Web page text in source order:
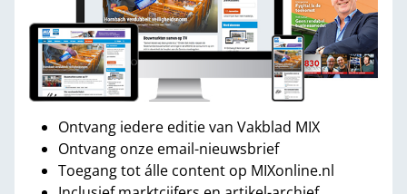
Ontvang iedere editie van Vakblad MIX
Ontvang onze email-nieuwsbrief
Toegang tot álle content op MIXonline.nl